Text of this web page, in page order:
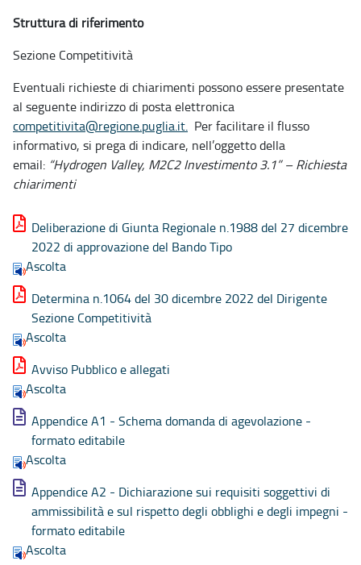
Struttura di riferimento
Sezione Competitività
Eventuali richieste di chiarimenti possono essere presentate
al seguente indirizzo di posta elettronica
competitivita@regione.puglia.it. Per facilitare il flusso
informativo, si prega di indicare, nell’oggetto della
email: “Hydrogen Valley, M2C2 Investimento 3.1” – Richiesta
chiarimenti
Deliberazione di Giunta Regionale n.1988 del 27 dicembre
2022 di approvazione del Bando Tipo
Ascolta
Determina n.1064 del 30 dicembre 2022 del Dirigente
Sezione Competitività
Ascolta
Avviso Pubblico e allegati
Ascolta
Appendice A1 - Schema domanda di agevolazione -
formato editabile
Ascolta
Appendice A2 - Dichiarazione sui requisiti soggettivi di
ammissibilità e sul rispetto degli obblighi e degli impegni -
formato editabile
Ascolta